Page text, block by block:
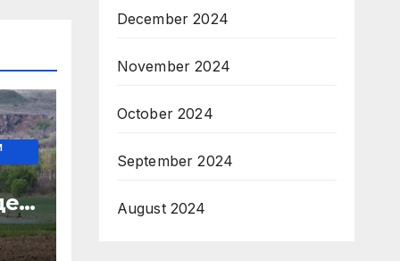
December 2024
November 2024
October 2024
September 2024
August 2024